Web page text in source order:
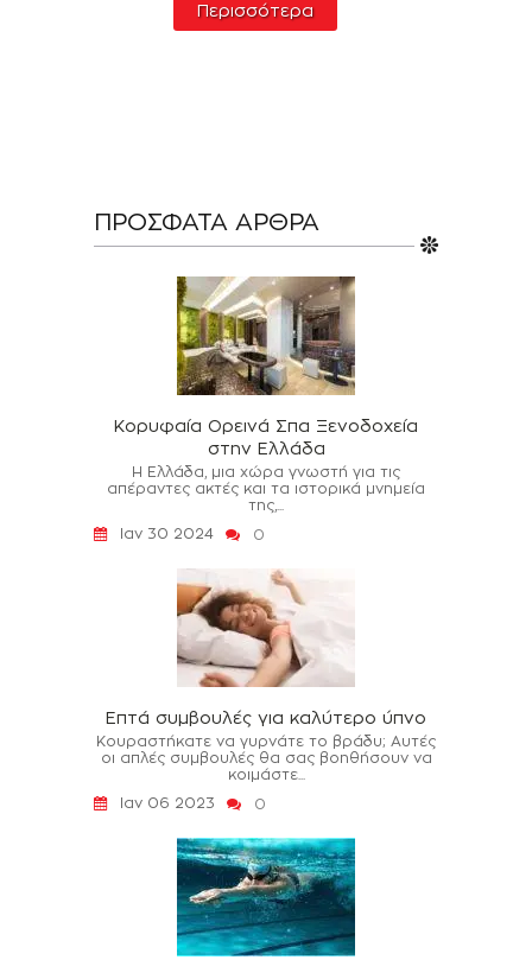
Περισσότερα
ΠΡΌΣΦΑΤΑ ΆΡΘΡΑ
Κορυφαία Ορεινά Σπα Ξενοδοχεία
στην Ελλάδα
Η Ελλάδα, μια χώρα γνωστή για τις
απέραντες ακτές και τα ιστορικά μνημεία
της,...
Ιαν 30 2024
0
Επτά συμβουλές για καλύτερο ύπνο
Κουραστήκατε να γυρνάτε το βράδυ; Αυτές
οι απλές συμβουλές θα σας βοηθήσουν να
κοιμάστε...
Ιαν 06 2023
0